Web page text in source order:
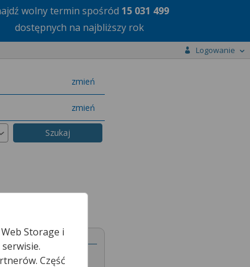
wolny termin spośród 15 031 499
dostępnych na najbliższy rok
Logowanie
zmień
miasto
zmień
specjalizację
Storage i
Część